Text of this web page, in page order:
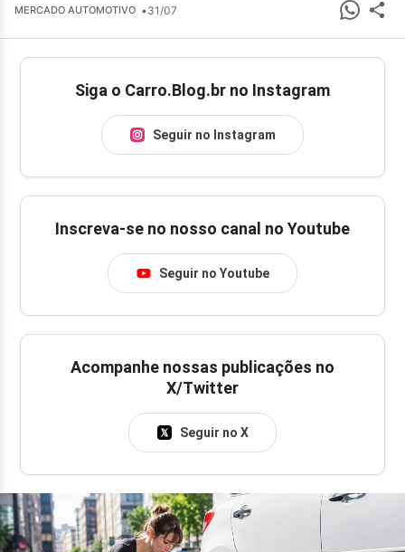
MERCADO AUTOMOTIVO •31/07
Siga o Carro.Blog.br no Instagram
Seguir no Instagram
Inscreva-se no nosso canal no Youtube
Seguir no Youtube
Acompanhe nossas publicações no
X/Twitter
Seguir no X